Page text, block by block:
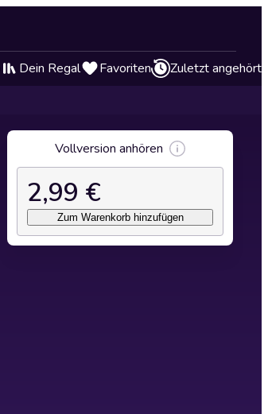
Dein Regal Favoriten Zuletzt angehört
Vollversion anhören
2,99 €
Zum Warenkorb hinzufügen